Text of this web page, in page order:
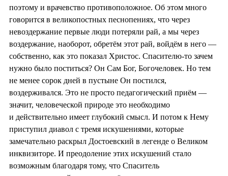
поэтому и врачевство противоположное. Об этом много
говорится в великопостных песнопениях, что через
невоздержание первые люди потеряли рай, а мы через
воздержание, наоборот, обретём этот рай, войдём в него —
собственно, как это показал Христос. Спасителю‑то зачем
нужно было поститься? Он Сам Бог, Богочеловек. Но тем
не менее сорок дней в пустыне Он постился,
воздерживался. Это не просто педагогический приём —
значит, человеческой природе это необходимо
и действительно имеет глубокий смысл. И потом к Нему
приступил диавол с тремя искушениями, которые
замечательно раскрыл Достоевский в легенде о Великом
инквизиторе. И преодоление этих искушений стало
возможным благодаря тому, что Спаситель